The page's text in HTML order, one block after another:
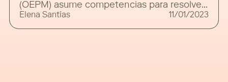
(OEPM) asume competencias para resolver
las acciones de nulidad y caducidad por vía
directa contra registros de marcas y
Elena Santías 11/01/2023